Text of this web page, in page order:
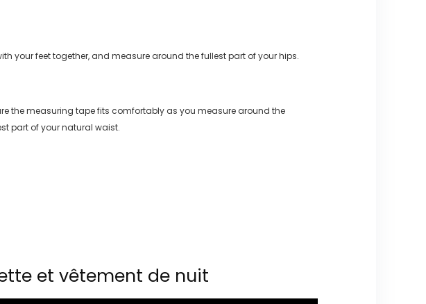
your feet together, and measure around the fullest part of your hips.
the measuring tape fits comfortably as you measure around the
part of your natural waist.
et vêtement de nuit